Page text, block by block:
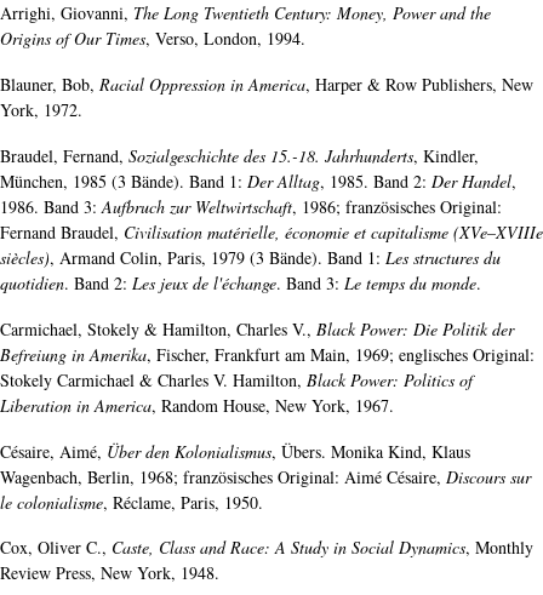
Arrighi, Giovanni, The Long Twentieth Century: Money, Power and the
Origins of Our Times, Verso, London, 1994.
Blauner, Bob, Racial Oppression in America, Harper & Row Publishers, New
York, 1972.
Braudel, Fernand, Sozialgeschichte des 15.-18. Jahrhunderts, Kindler,
München, 1985 (3 Bände). Band 1: Der Alltag, 1985. Band 2: Der Handel,
1986. Band 3:Aufbruch zur Weltwirtschaft, 1986; französisches Original:
Fernand Braudel, Civilisation matérielle, économie et capitalisme (XVe–XVIIIe
siècles), Armand Colin, Paris, 1979 (3 Bände). Band 1: Les structures du
quotidien. Band 2: Les jeux de l'échange. Band 3: Le temps du monde.
Carmichael, Stokely & Hamilton, Charles V., Black Power: Die Politik der
Befreiung in Amerika, Fischer, Frankfurt am Main, 1969; englisches Original:
Stokely Carmichael & Charles V. Hamilton, Black Power: Politics of
Liberation in America, Random House, New York, 1967.
Césaire, Aimé, Über den Kolonialismus, Übers. Monika Kind, Klaus
Wagenbach, Berlin, 1968; französisches Original: Aimé Césaire, Discours sur
le colonialisme, Réclame, Paris, 1950.
Cox, Oliver C., Caste, Class and Race: A Study in Social Dynamics, Monthly
Review Press, New York, 1948.